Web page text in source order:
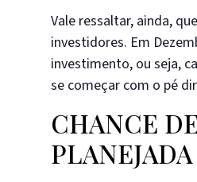
Vale ressaltar, ainda,
investidores. Em
investimento, ou seja,
se começar com o pé
CHANCE
PLANEJADA